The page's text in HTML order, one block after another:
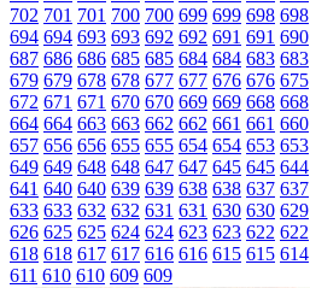
702 701 701 700 700 699 699 698 698
694 694 693 693 692 692 691 691 690
687 686 686 685 685 684 684 683 683
679 679 678 678 677 677 676 676 675
672 671 671 670 670 669 669 668 668
664 664 663 663 662 662 661 661 660
657 656 656 655 655 654 654 653 653
649 649 648 648 647 647 645 645 644
641 640 640 639 639 638 638 637 637
633 633 632 632 631 631 630 630 629
626 625 625 624 624 623 623 622 622
618 618 617 617 616 616 615 615 614
611 610 610 609 609